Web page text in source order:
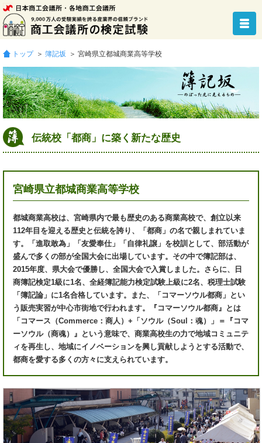
トップ ＞ 簿記坂 ＞ 宮崎県立都城商業高等学校
伝統校「都商」に築く新たな歴史
宮崎県立都城商業高等学校
都城商業高校は、宮崎県内で最も歴史のある商業高校で、創立以来
112年目を迎える歴史と伝統を誇り、「都商」の名で親しまれていま
す。「進取敢為」「友愛奉仕」「自律礼譲」を校訓として、部活動が
盛んで多くの部が全国大会に出場しています。その中で簿記部は、
2015年度、県大会で優勝し、全国大会で入賞しました。さらに、日
商簿記検定1級に1名、全経簿記能力検定試験上級に2名、税理士試験
「簿記論」に1名合格しています。また、「コマーソウル都商」とい
う販売実習が中心市街地で行われます。『コマーソウル都商』とは
「コマース（Commerce：商人）+「ソウル（Soul：魂）」＝『コマ
ーソウル（商魂）』という意味で、商業高校生の力で地域コミュニテ
ィを再生し、地域にイノベーションを興し貢献しようとする活動で、
都商を愛する多くの方々に支えられています。